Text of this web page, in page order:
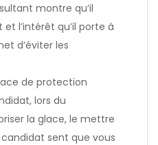
montre qu’il
l’intérêt qu’il porte à
d’éviter les
de protection
lors du
la glace, le mettre
candidat sent que vous